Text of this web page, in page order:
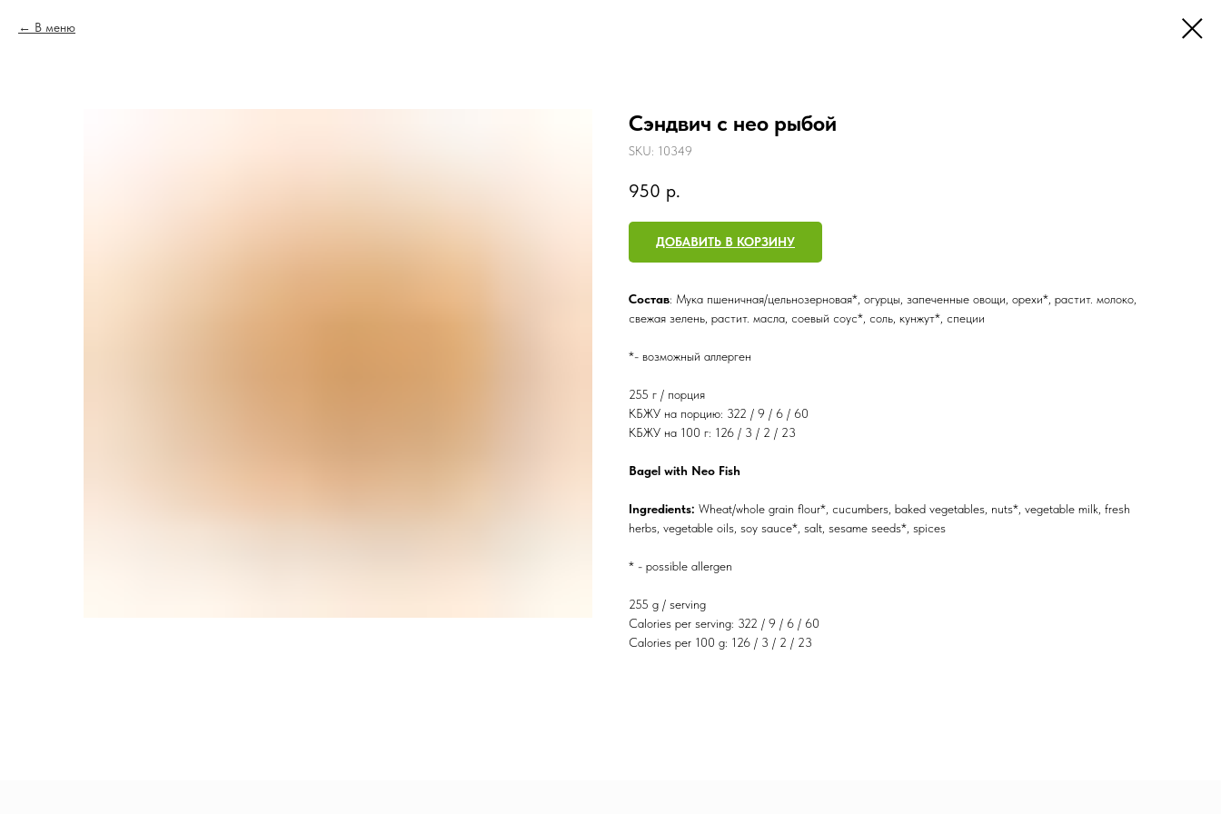
В меню
Сэндвич с нео рыбой
SKU: 10349
950 р.
ДОБАВИТЬ В КОРЗИНУ
Состав: Мука пшеничная/цельнозерновая*, огурцы, запеченные овощи, орехи*, растит. молоко,
свежая зелень, растит. масла, соевый соус*, соль, кунжут*, специи
*- возможный аллерген
255 г / порция
КБЖУ на порцию: 322 / 9 / 6 / 60
КБЖУ на 100 г: 126 / 3 / 2 / 23
Bagel with Neo Fish
Ingredients: Wheat/whole grain flour*, cucumbers, baked vegetables, nuts*, vegetable milk, fresh
herbs, vegetable oils, soy sauce*, salt, sesame seeds*, spices
* - possible allergen
255 g / serving
Calories per serving: 322 / 9 / 6 / 60
Calories per 100 g: 126 / 3 / 2 / 23